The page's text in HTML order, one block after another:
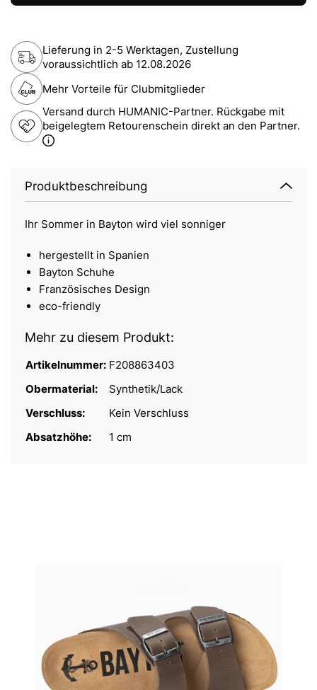
Lieferung in 2-5 Werktagen, Zustellung
voraussichtlich ab 12.08.2026
Mehr Vorteile für Clubmitglieder
Versand durch HUMANIC-Partner. Rückgabe mit
beigelegtem Retourenschein direkt an den Partner.
Produktbeschreibung
Ihr Sommer in Bayton wird viel sonniger
hergestellt in Spanien
Bayton Schuhe
Französisches Design
eco-friendly
Mehr zu diesem Produkt:
Artikelnummer: F208863403
Obermaterial:
Synthetik/Lack
Verschluss:
Kein Verschluss
Absatzhöhe:
1 cm